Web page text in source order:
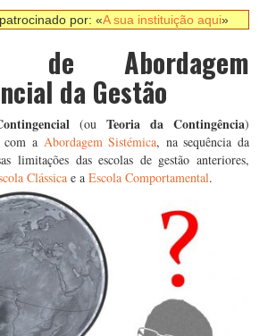
por: «A sua instituição aqui»
de Abordagem
da Gestão
(ou Teoria da Contingência)
com a Abordagem Sistémica, na sequência da
limitações das escolas de gestão anteriores,
Clássica e a Escola Comportamental.